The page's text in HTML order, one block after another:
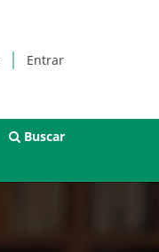
Entrar
Buscar